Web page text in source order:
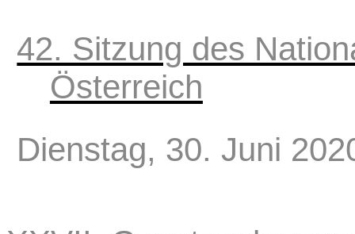
42. Sitzung des
Österreich
Dienstag, 30. Juni